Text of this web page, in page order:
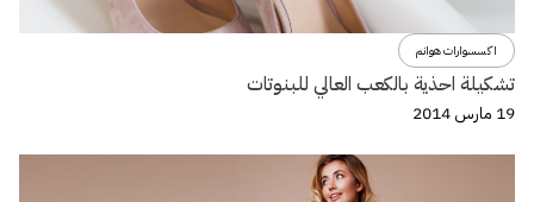
اكسسوارات هوانم
تشكيلة احذية بالكعب العالي للبنوتات
19 مارس 2014